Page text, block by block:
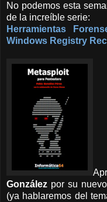
No podemos esta
de la increíble serie:
Herramientas
Windows Registry
González por su
(ya hablaremos del